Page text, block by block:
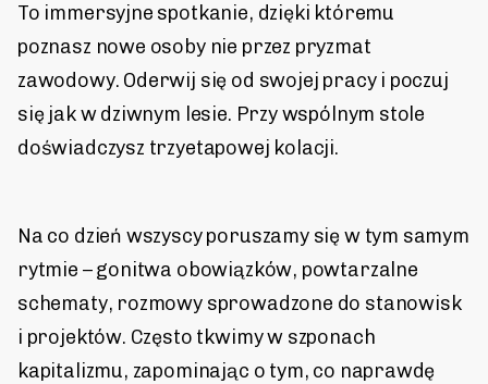
To immersyjne spotkanie, dzięki któremu
poznasz nowe osoby nie przez pryzmat
zawodowy. Oderwij się od swojej pracy i poczuj
się jak w dziwnym lesie. Przy wspólnym stole
doświadczysz trzyetapowej kolacji.
Na co dzień wszyscy poruszamy się w tym samym
rytmie – gonitwa obowiązków, powtarzalne
schematy, rozmowy sprowadzone do stanowisk
i projektów. Często tkwimy w szponach
kapitalizmu, zapominając o tym, co naprawdę